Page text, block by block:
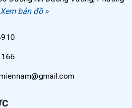
không sử dụng dầu bôi trơn
khi cung ứng ra thị trường
độ bền máy lên tới 4 – 5 năm
Xem bản đồ »